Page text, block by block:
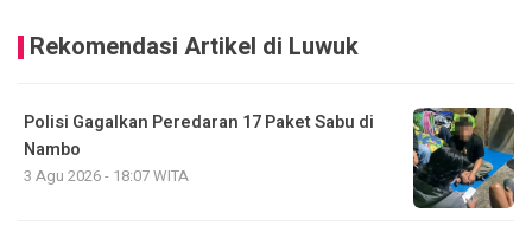
Rekomendasi Artikel di Luwuk
Polisi Gagalkan Peredaran 17 Paket Sabu di
Nambo
3 Agu 2026 - 18:07 WITA